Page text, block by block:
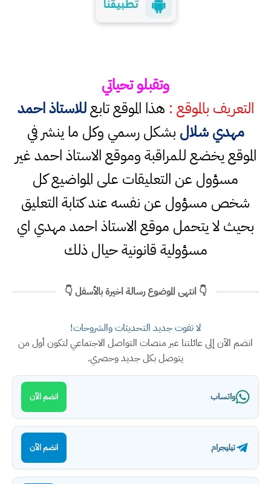
وتقبلو تحياتي
التعريف بالموقع : هذا الموقع تابعللاستاذ احمد
مهدي شلال بشكل رسمي وكل ما ينشر في
الموقع يخضع للمراقبة وموقع الاستاذ احمد غير
مسؤول عن التعليقات على المواضيع كل
شخص مسؤول عن نفسه عند كتابة التعليق
بحيث لا يتحمل موقع الاستاذ احمد مهدي اي
مسؤولية قانونية حيال ذلك
👇 انتهى الموضوع رسالة اخيرة بالأسفل 👇
لا تفوت جديد التحديثات والشروحات!
انضم الآن إلى عائلتنا عبر منصات التواصل الاجتماعي لتكون أول من
يتوصل بكل جديد وحصري.
واتساب انضم الآن
تيليجرام انضم الآن